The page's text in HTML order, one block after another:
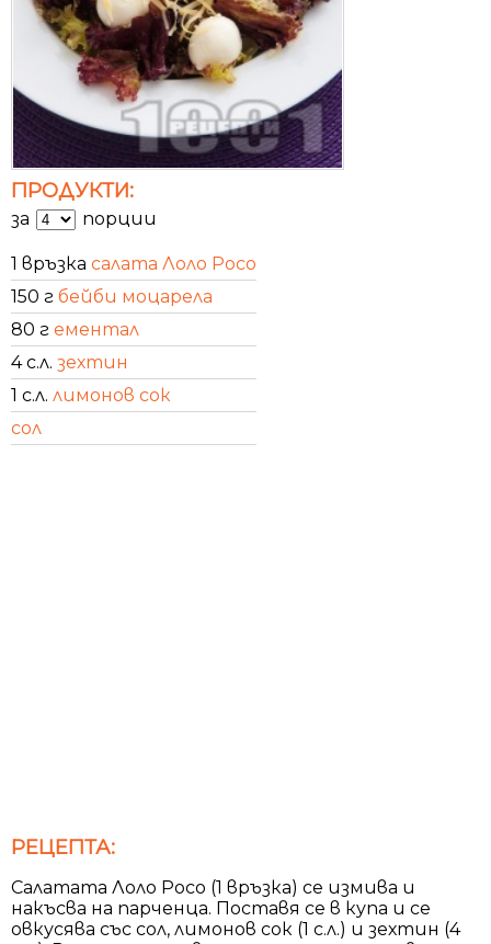
ПРОДУКТИ:
за порции
1 връзка салата Лоло Росо
150 г бейби моцарела
80 г ементал
4 с.л. зехтин
1 с.л. лимонов сок
сол
РЕЦЕПТА:
Салатата Лоло Росо (1 връзка) се измива и
накъсва на парченца. Поставя се в купа и се
овкусява със сол, лимонов сок (1 с.л.) и зехтин (4